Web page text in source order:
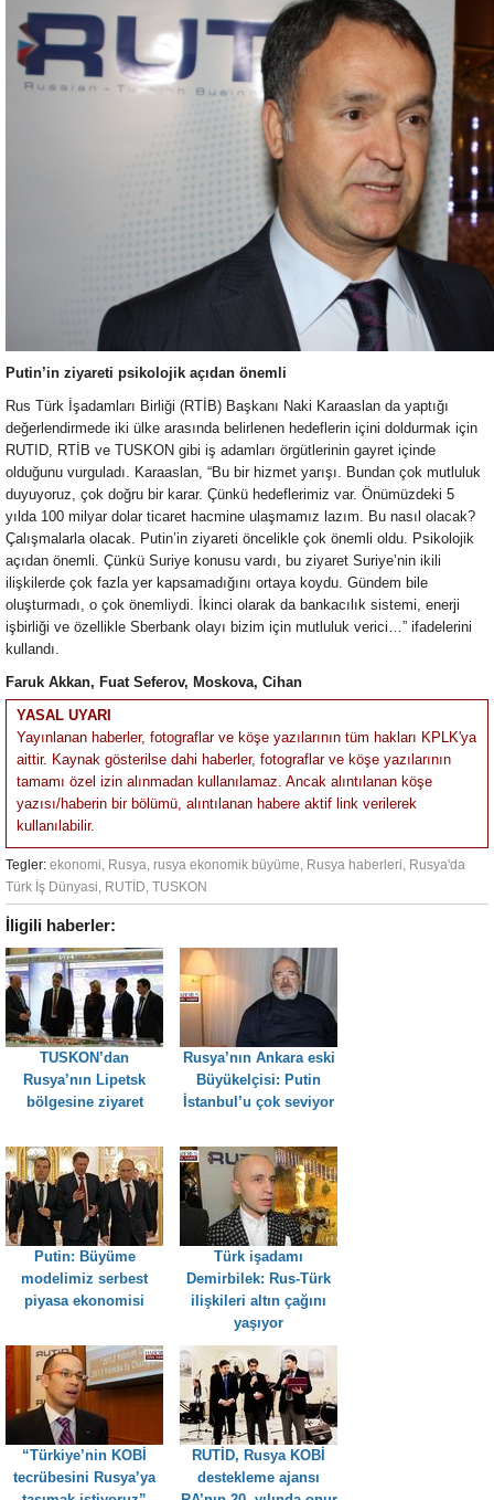
Putin’in ziyareti psikolojik açıdan önemli
Rus Türk İşadamları Birliği (RTİB) Başkanı Naki Karaaslan da yaptığı
değerlendirmede iki ülke arasında belirlenen hedeflerin içini doldurmak için
RUTID, RTİB ve TUSKON gibi iş adamları örgütlerinin gayret içinde
olduğunu vurguladı. Karaaslan, “Bu bir hizmet yarışı. Bundan çok mutluluk
duyuyoruz, çok doğru bir karar. Çünkü hedeflerimiz var. Önümüzdeki 5
yılda 100 milyar dolar ticaret hacmine ulaşmamız lazım. Bu nasıl olacak?
Çalışmalarla olacak. Putin’in ziyareti öncelikle çok önemli oldu. Psikolojik
açıdan önemli. Çünkü Suriye konusu vardı, bu ziyaret Suriye’nin ikili
ilişkilerde çok fazla yer kapsamadığını ortaya koydu. Gündem bile
oluşturmadı, o çok önemliydi. İkinci olarak da bankacılık sistemi, enerji
işbirliği ve özellikle Sberbank olayı bizim için mutluluk verici…” ifadelerini
kullandı.
Faruk Akkan, Fuat Seferov, Moskova, Cihan
YASAL UYARI
Yayınlanan haberler, fotograflar ve köşe yazılarının tüm hakları KPLK'ya
aittir. Kaynak gösterilse dahi haberler, fotograflar ve köşe yazılarının
tamamı özel izin alınmadan kullanılamaz. Ancak alıntılanan köşe
yazısı/haberin bir bölümü, alıntılanan habere aktif link verilerek
kullanılabilir.
Tegler: ekonomi Rusya rusya ekonomik büyüme Rusya haberleri
Rusya'da
Türk İş Dünyasi
RUTİD TUSKON
İligili haberler:
TUSKON’dan
Rusya’nın Lipetsk
bölgesine ziyaret
Rusya’nın Ankara eski
Büyükelçisi: Putin
İstanbul’u çok seviyor
Putin: Büyüme
modelimiz serbest
piyasa ekonomisi
Türk işadamı
Demirbilek: Rus-Türk
ilişkileri altın çağını
yaşıyor
“Türkiye’nin KOBİ
tecrübesini Rusya’ya
RUTİD, Rusya KOBİ
destekleme ajansı